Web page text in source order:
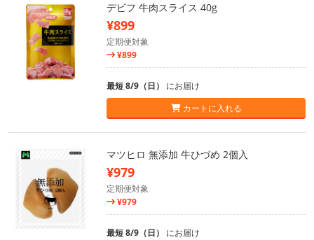
デビフ 牛肉スライス 40g
¥899
定期便対象
¥899
最短 8/9（日） にお届け
カートに入れる
マツヒロ 無添加 牛ひづめ 2個入
¥979
定期便対象
¥979
最短 8/9（日） にお届け